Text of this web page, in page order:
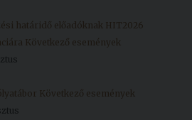
határidő előadóknak HIT2026
Következő események
Következő események